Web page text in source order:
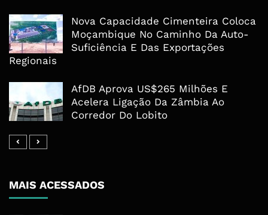
Nova Capacidade Cimenteira Coloca
Moçambique No Caminho Da Auto-
Suficiência E Das Exportações
Regionais
AfDB Aprova US$265 Milhões E
Acelera Ligação Da Zâmbia Ao
Corredor Do Lobito
MAIS ACESSADOS